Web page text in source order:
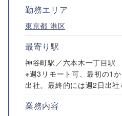
勤務エリア
東京都 港区
最寄り駅
神谷町駅／六本木一丁目駅
※週3リモート可、最初の1
出社。最終的には週2日出社
業務内容